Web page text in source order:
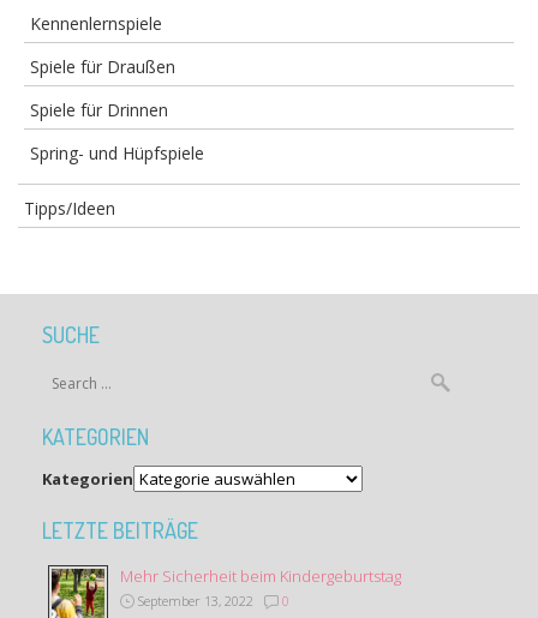
Kennenlernspiele
Spiele für Draußen
Spiele für Drinnen
Spring- und Hüpfspiele
Tipps/Ideen
SUCHE
KATEGORIEN
Kategorien
LETZTE BEITRÄGE
Mehr Sicherheit beim Kindergeburtstag
September 13, 2022 0